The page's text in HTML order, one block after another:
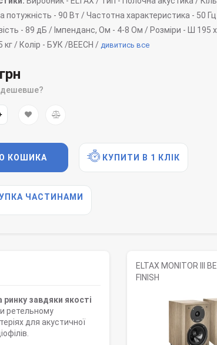
потужність - 90 Вт /Частотна характеристика - 50
- 89 дБ / Імпенданс, Ом - 4-8 Ом / Розміри - Ш 195
кг / Колір - БУК /BEECH / дивитись все
КОШИКА КУПИТИ В 1 КЛІК
ЧАСТИНАМИ
завдяки якості
ретельному
для акустичної
ELTAX MONITOR III
FINISH